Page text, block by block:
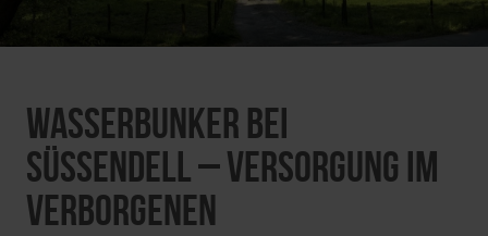
Wasserbunker bei
Süssendell – Versorgung im
Verborgenen